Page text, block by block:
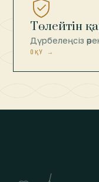
Төлейтін
Дүрбелеңсіз
ОҚУ →